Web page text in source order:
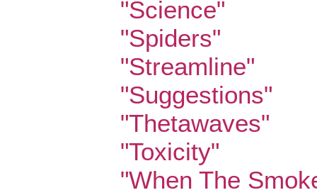
"Science"
"Spiders"
"Streamline"
"Suggestions"
"Thetawaves"
"Toxicity"
"When The